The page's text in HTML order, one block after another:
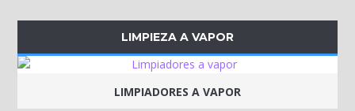
LIMPIEZA A VAPOR
LIMPIADORES A VAPOR